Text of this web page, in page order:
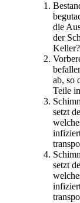
die
der
Keller?
ab, so
Teile
setzt
setzt